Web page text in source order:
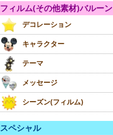
フィルム(その他素材)バルーン
デコレーション
キャラクター
テーマ
メッセージ
シーズン(フィルム)
スペシャル